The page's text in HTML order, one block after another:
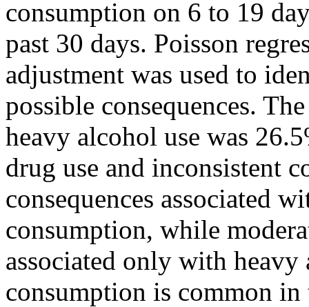
consumption on 6 to 19
past 30 days. Poisson
adjustment was used to
possible consequences.
heavy alcohol use was
drug use and inconsistent
consequences associated
consumption, while
associated only with
consumption is common